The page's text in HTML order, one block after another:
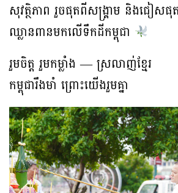
សុវត្ថិភាព រួចផុតពីសង្គ្រាម និងជៀស
ឈ្លានពានមកលើទឹកដីកម្ពុជា
រួមចិត្ត រួមកម្លាំង — ស្រលាញ់ខ្មែរ
កម្ពុជារឹងមាំ ព្រោះយើងរួមគ្នា